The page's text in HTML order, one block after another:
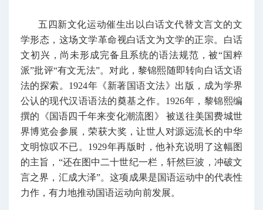
五四新文化运动催生出以白话文代替文言文的文
学形态，这场文学革命视白话文为文学的正宗。白话
文初兴，尚未形成完备且系统的语法规范，被“国粹
派”批评“有文无法”。对此，黎锦熙随即转向白话文语
法的探索。1924年《新著国语文法》出版，成为学界
公认的现代汉语语法的奠基之作。1926年，黎锦熙编
撰的《国语四千年来变化潮流图》 被送往美国费城世
界博览会参展，荣获大奖，让世人对源远流长的中华
文明惊叹不已。1929年再版时，他补充说明了这幅图
的主旨，“还在图中二十世纪一栏，轩然巨波，冲破文
言之界，汇成大泽”。这项成果是国语运动中的代表性
力作，有力地推动国语运动向前发展。